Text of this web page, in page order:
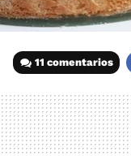
11 comentarios